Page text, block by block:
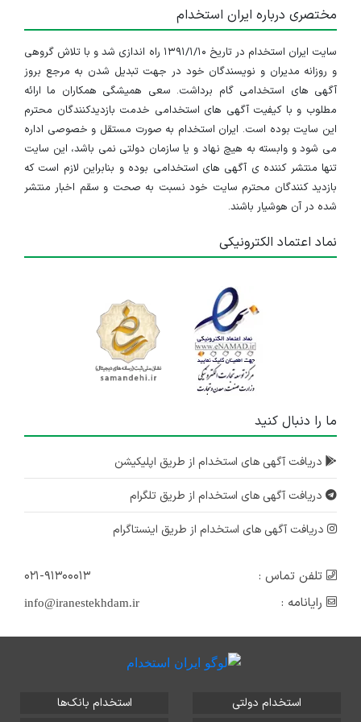
مختصری درباره ایران استخدام
سایت ایران استخدام در تاریخ ۱۳۹۱/۱/۱۰ راه اندازی شد و با تلاش گروهی
و روزانه مدیران و نویسندگان خود در جهت تبدیل شدن به مرجع بروز
آگهی های استخدامی گام برداشت. سعی همیشگی همکاران ما ارائه
مطلوب و با کیفیت آگهی های استخدامی خدمت بازدیدکنندگان محترم
این سایت بوده است. ایران استخدام به صورت مستقل و خصوصی اداره
می شود و وابسته به هیچ نهاد و یا سازمان دولتی نمی باشد، این سایت
تنها منتشر کننده ی آگهی های استخدامی بوده و بنابراین لازم است که
بازدید کنندگان محترم سایت خود نسبت به صحت و سقم اخبار منتشر
شده در آن هوشیار باشند.
نماد اعتماد الکترونیکی
ما را دنبال کنید
دریافت آگهی های استخدام از طریق اپلیکیشن
دریافت آگهی های استخدام از طریق تلگرام
دریافت آگهی های استخدام از طریق اینستاگرام
تلفن تماس :
۰۲۱-۹۱۳۰۰۰۱۳
رایانامه :
info@iranestekhdam.ir
استخدام دولتی
استخدام بانک‌ها